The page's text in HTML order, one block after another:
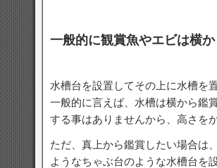
一般的に観賞魚やエビは横か
水槽台を設置してその上に水槽を
一般的に言えば、水槽は横から鑑
する事はありませんから、高さを
ただ、真上から鑑賞したい場合は
ようなちゃぶ台のような水槽台を